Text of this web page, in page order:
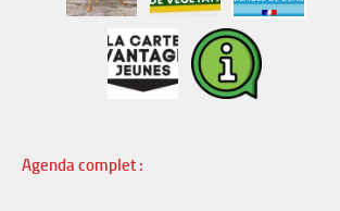
Agenda complet :